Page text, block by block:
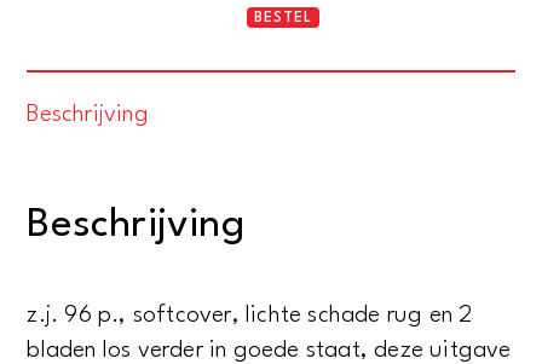
Tekko
aantal
BESTEL
Beschrijving
Beschrijving
z.j. 96 p., softcover, lichte schade rug en 2
bladen los verder in goede staat, deze uitgave